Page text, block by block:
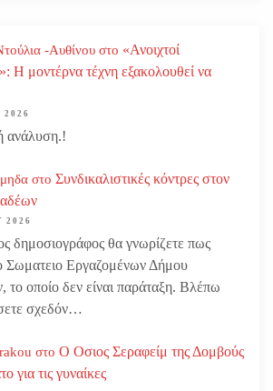
-Αυθίνου στο «Ανοιχτοί
Η μοντέρνα τέχνη εξακολουθεί να
2026
ανάλυση.!
στο Συνδικαλιστικές κόντρες στον
2026
δημοσιογράφος θα γνωρίζετε πως
Σωματειο Εργαζομένων Δήμου
οποίο δεν είναι παράταξη. Βλέπω
σχεδόν…
στο Ο Οσιος Σεραφείμ της Δομβούς
για τις γυναίκες